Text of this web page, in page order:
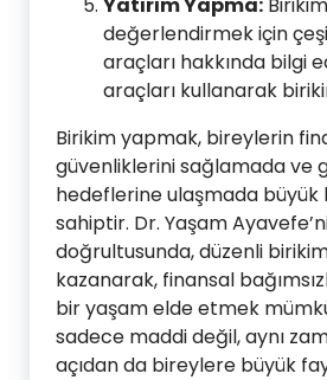
değerlendirmek için
araçları hakkında bilgi
araçları kullanarak
Birikim yapmak, bireylerin
güvenliklerini sağlamada ve
hedeflerine ulaşmada büyük
sahiptir. Dr. Yaşam
doğrultusunda, düzenli birikim
kazanarak, finansal
bir yaşam elde etmek
sadece maddi değil, aynı
açıdan da bireylere büyük